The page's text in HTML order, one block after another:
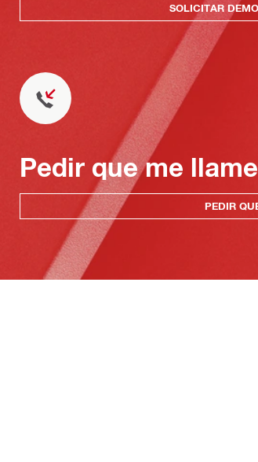
SOLICITAR
Pedir que me
PEDIR